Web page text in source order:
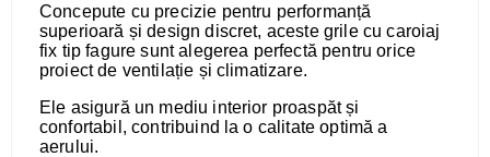
Concepute cu precizie pentru performanță
superioară și design discret, aceste grile cu caroiaj
fix tip fagure sunt alegerea perfectă pentru orice
proiect de ventilație și climatizare.
Ele asigură un mediu interior proaspăt și
confortabil, contribuind la o calitate optimă a
aerului.